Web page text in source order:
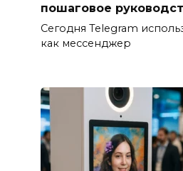
пошаговое
Сегодня Telegram
как мессенджер